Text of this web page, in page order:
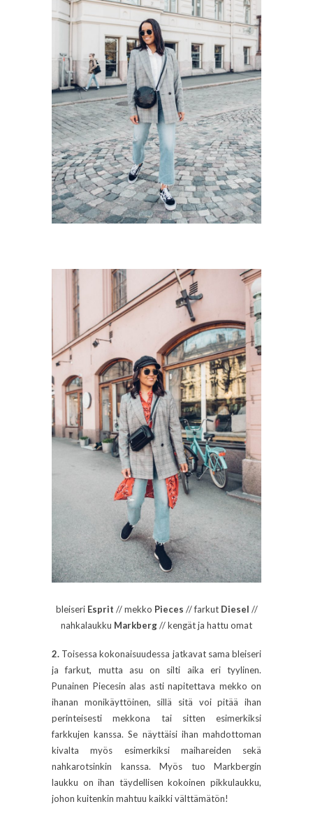
bleiseri Esprit // mekko Pieces // farkut Diesel //
nahkalaukku Markberg// kengät ja hattu omat
2. Toisessa kokonaisuudessa jatkavat sama bleiseri
ja farkut, mutta asu on silti aika eri tyylinen.
Punainen Piecesin alas asti napitettava mekko on
ihanan monikäyttöinen, sillä sitä voi pitää ihan
perinteisesti mekkona tai sitten esimerkiksi
farkkujen kanssa. Se näyttäisi ihan mahdottoman
kivalta myös esimerkiksi maihareiden sekä
nahkarotsinkin kanssa. Myös tuo Markbergin
laukku on ihan täydellisen kokoinen pikkulaukku,
johon kuitenkin mahtuu kaikki välttämätön!